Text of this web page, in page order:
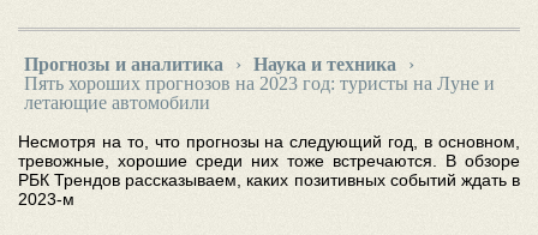
Прогнозы и аналитика › Наука и техника
›
Пять хороших прогнозов на 2023 год: туристы на Луне и
летающие автомобили
Несмотря на то, что прогнозы на следующий год, в основном,
тревожные, хорошие среди них тоже встречаются. В обзоре
РБК Трендов рассказываем, каких позитивных событий ждать в
2023-м